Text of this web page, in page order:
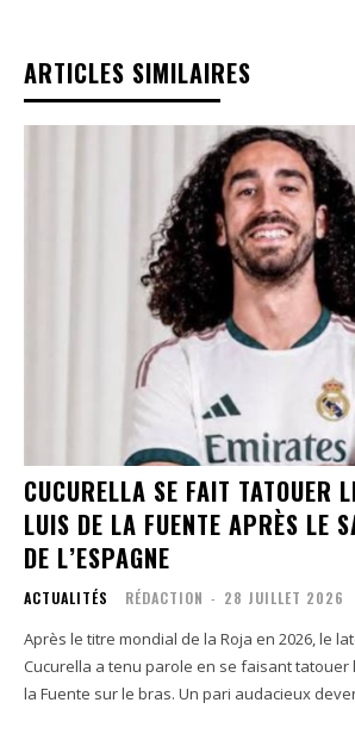
ARTICLES SIMILAIRES
CUCURELLA SE FAIT TATOUER
LUIS DE LA FUENTE APRÈS LE
DE L’ESPAGNE
ACTUALITÉS RÉDACTION - 28 JUILLET 2026
Après le titre mondial de la Roja en 2026, le
Cucurella a tenu parole en se faisant tatouer
la Fuente sur le bras. Un pari audacieux